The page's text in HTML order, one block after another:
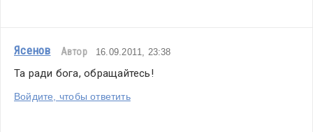
Ясенов Автор 16.09.2011, 23:38
Та ради бога, обращайтесь!
Войдите, чтобы ответить